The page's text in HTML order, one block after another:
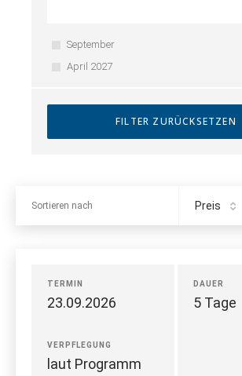
September
April 2027
Sortieren nach Preis
TERMIN
23.09.2026
DAUER
5 Tage
VERPFLEGUNG
laut Programm